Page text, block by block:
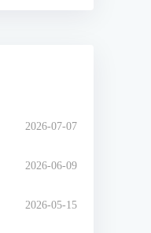
2026-07-07
2026-06-09
2026-05-15